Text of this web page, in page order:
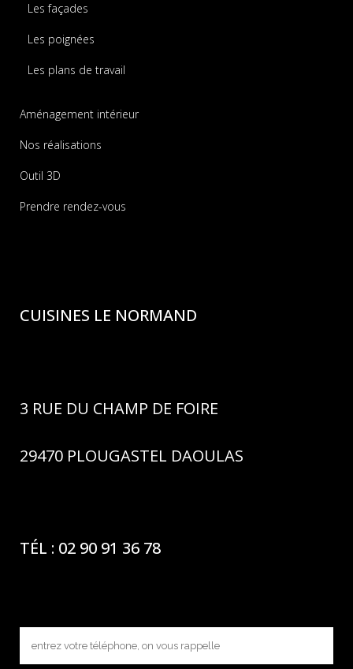
Les façades
Les poignées
Les plans de travail
Aménagement intérieur
Nos réalisations
Outil 3D
Prendre rendez-vous
CUISINES LE NORMAND
3 RUE DU CHAMP DE FOIRE
29470 PLOUGASTEL DAOULAS
TÉL : 02 90 91 36 78